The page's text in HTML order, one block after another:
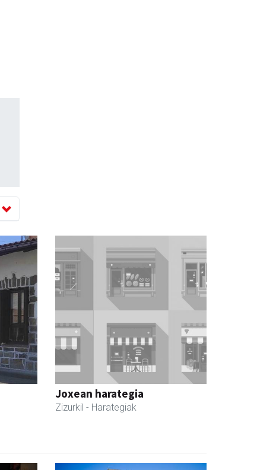
Joxean harategia
Zizurkil - Harategiak